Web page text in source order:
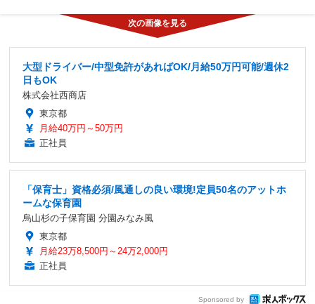
大型ドライバー/中型免許があればOK/月給50万円可能/週休2
日もOK
株式会社西商店
東京都
月給40万円～50万円
正社員
「保育士」資格必須/風通しの良い環境!定員50名のアットホ
ームな保育園
烏山杉の子保育園 分園みなみ風
東京都
月給23万8,500円～24万2,000円
正社員
Sponsored by